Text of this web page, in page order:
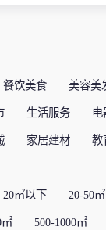
餐饮美食 美容美
生活服务 电
家居建材 教
20㎡以下 20-50㎡
㎡ 500-1000㎡